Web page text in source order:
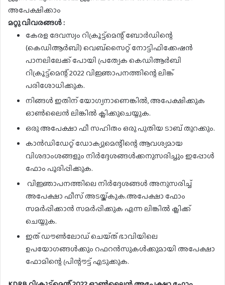
അപേക്ഷിക്കാം
മറ്റു വിവരങ്ങൾ:
കേരള ദേവസ്വം റിക്രൂട്ട്‌മെന്റ് ബോർഡിന്റെ
(കെഡിആർബി) വെബ്‌സൈറ്റ് നോട്ടിഫിക്കേഷൻ
പാനലിലേക്ക് പോയി പ്രത്യേക കെഡിആർബി
റിക്രൂട്ട്‌മെന്റ് 2022 വിജ്ഞാപനത്തിന്റെ ലിങ്ക്
പരിശോധിക്കുക.
നിങ്ങൾ ഇതിന് യോഗ്യനാണെങ്കിൽ, അപേക്ഷിക്കുക
ഓൺലൈൻ ലിങ്കിൽ ക്ലിക്കുചെയ്യുക.
ഒരു അപേക്ഷാ ഫീ സഹിതം ഒരു പുതിയ ടാബ് തുറക്കും.
കാൻഡിഡേറ്റ് ഡോക്യുമെന്റിന്റെ ആവശ്യമായ
വിശദാംശങ്ങളും നിർദ്ദേശങ്ങൾക്കനുസരിച്ചും ഇപ്പോൾ
ഫോം പൂരിപ്പിക്കുക.
വിജ്ഞാപനത്തിലെ നിർദ്ദേശങ്ങൾ അനുസരിച്ച്
അപേക്ഷാ ഫീസ് അടയ്ക്കുക.അപേക്ഷാ ഫോം
സമർപ്പിക്കാൻ സമർപ്പിക്കുക എന്ന ലിങ്കിൽ ക്ലിക്ക്
ചെയ്യുക.
ഇത് ഡൗൺലോഡ് ചെയ്‌ത് ഭാവിയിലെ
ഉപയോഗങ്ങൾക്കും റഫറൻസുകൾക്കുമായി അപേക്ഷാ
ഫോമിന്റെ പ്രിന്റൗട്ട് എടുക്കുക.